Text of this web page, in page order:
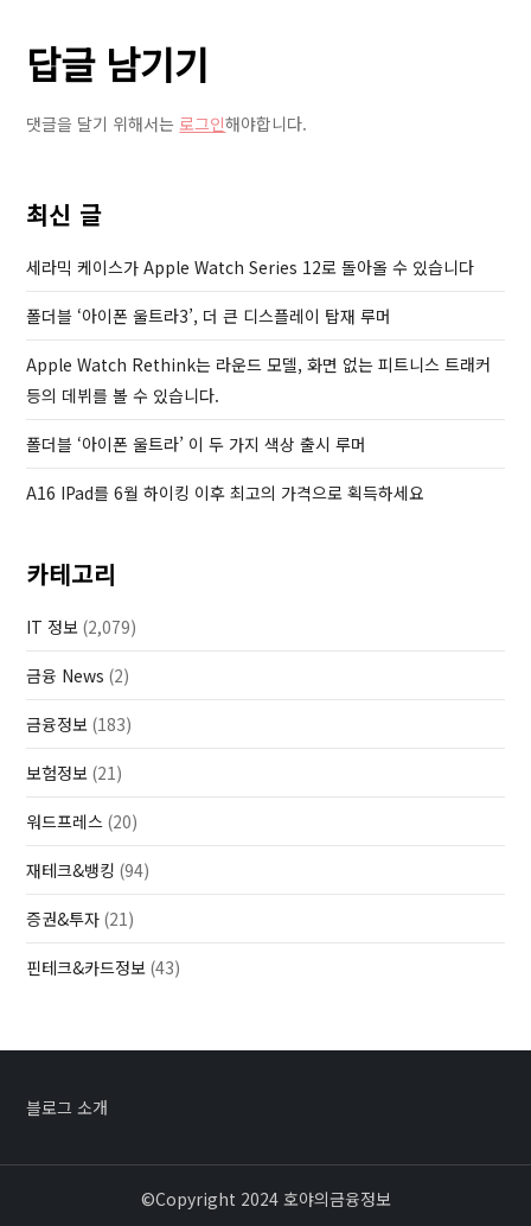
화
기
자
연
장
중
지
o
u
s
s
답글 남기기
댓글을 달기 위해서는 로그인해야합니다.
최신 글
세라믹 케이스가 Apple Watch Series 12로 돌아올 수 있습니다
폴더블 ‘아이폰 울트라3’, 더 큰 디스플레이 탑재 루머
Apple Watch Rethink는 라운드 모델, 화면 없는 피트니스 트래커
등의 데뷔를 볼 수 있습니다.
폴더블 ‘아이폰 울트라’ 이 두 가지 색상 출시 루머
A16 IPad를 6월 하이킹 이후 최고의 가격으로 획득하세요
카테고리
IT 정보 (2,079)
금융 News (2)
금융정보 (183)
보험정보 (21)
워드프레스 (20)
재테크&뱅킹 (94)
증권&투자 (21)
핀테크&카드정보 (43)
블로그 소개
©Copyright 2024 호야의금융정보